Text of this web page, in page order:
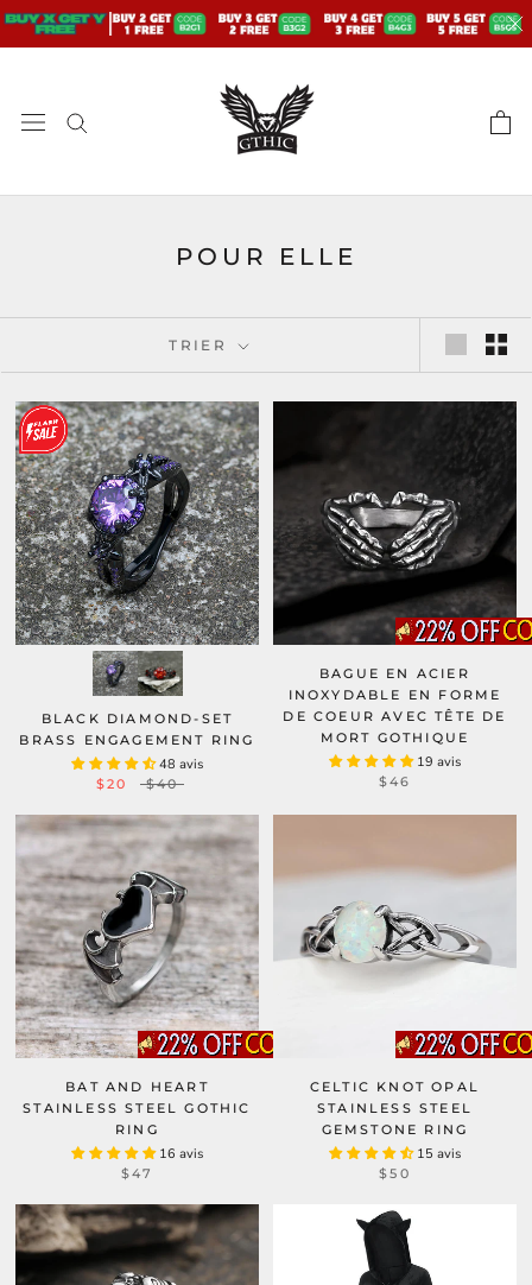
Aller
POUR ELLE
TRIER
BLACK DIAMOND-SET
BRASS ENGAGEMENT RING
48 avis
$20 $40
BAGUE EN ACIER
INOXYDABLE EN FORME
DE COEUR AVEC TÊTE DE
MORT GOTHIQUE
19 avis
$46
BAT AND HEART
STAINLESS STEEL GOTHIC
RING
16 avis
$47
CELTIC KNOT OPAL
STAINLESS STEEL
GEMSTONE RING
15 avis
$50